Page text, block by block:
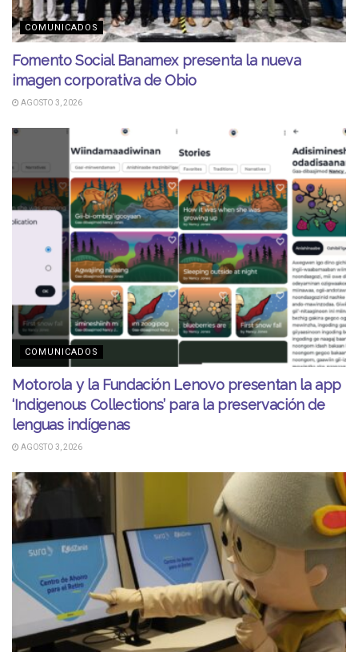
COMUNICADOS
Fomento Social Banamex presenta la nueva
imagen corporativa de Obio
AGOSTO 3, 2026
COMUNICADOS
Motorola y la Fundación Lenovo presentan la app
‘Indigenous Collections’ para la preservación de
lenguas indígenas
AGOSTO 3, 2026